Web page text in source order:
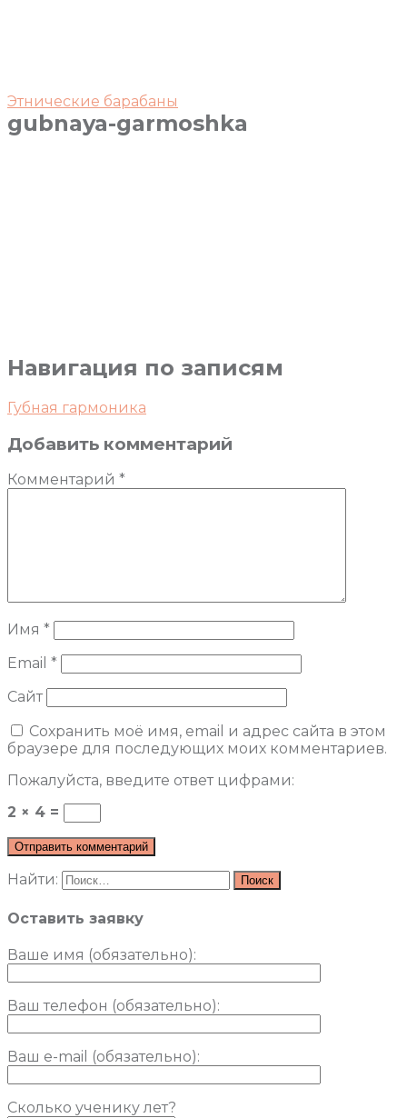
Этнические барабаны
gubnaya-garmoshka
Навигация по записям
Губная гармоника
Добавить комментарий
Комментарий *
Имя *
Email *
Сайт
Сохранить моё имя, email и адрес сайта в этом
браузере для последующих моих комментариев.
Пожалуйста, введите ответ цифрами:
2 × 4 =
Найти:
Оставить заявку
Ваше имя (обязательно):
Ваш телефон (обязательно):
Ваш e-mail (обязательно):
Сколько ученику лет?